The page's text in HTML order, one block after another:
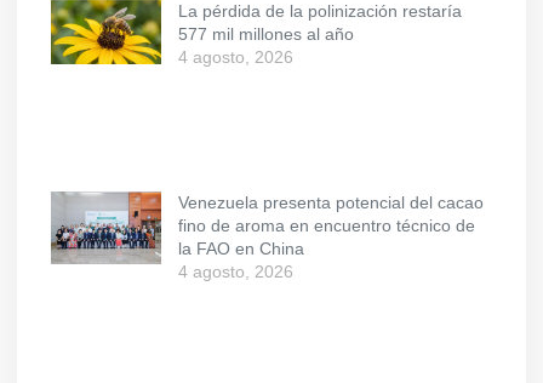
La pérdida de la polinización restaría
577 mil millones al año
4 agosto, 2026
Venezuela presenta potencial del cacao
fino de aroma en encuentro técnico de
la FAO en China
4 agosto, 2026